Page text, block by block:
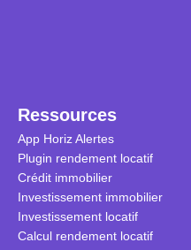
Ressources
App Horiz Alertes
Plugin rendement locatif
Crédit immobilier
Investissement immobilier
Investissement locatif
Calcul rendement locatif